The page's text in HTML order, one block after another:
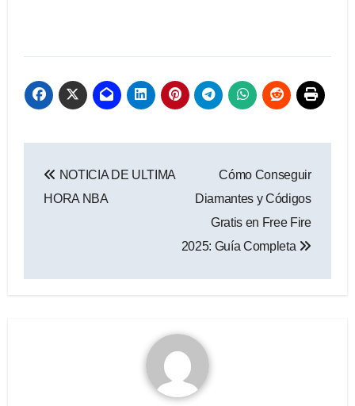
de
NOTICIA DE ULTIMA
HORA NBA
Cómo Conseguir
Diamantes y Códigos
Gratis en Free Fire
2025: Guía Completa